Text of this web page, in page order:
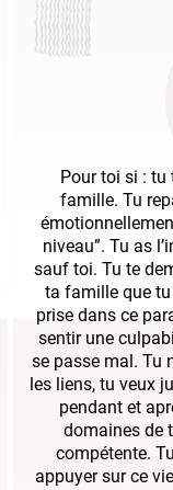
Pour toi si : tu
famille. Tu
niveau”. Tu as
sauf toi. Tu te
ta famille que
prise dans ce
sentir une
se passe mal. Tu
les liens, tu veux
pendant et
domaines de
compétente.
appuyer sur ce